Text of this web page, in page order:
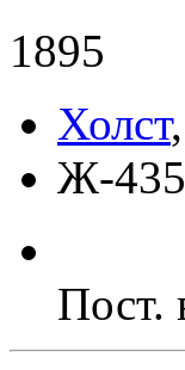
1895
Холст,
Ж-
Пост.